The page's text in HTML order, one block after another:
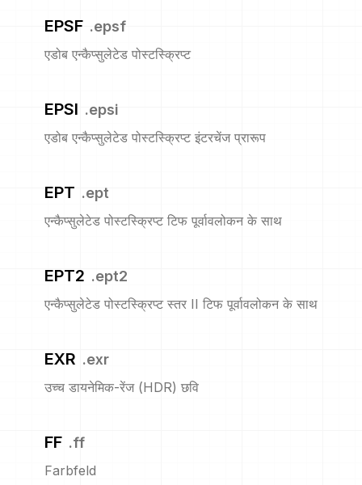
EPSF .epsf
एडोब एन्कैप्सुलेटेड पोस्टस्क्रिप्ट
EPSI .epsi
एडोब एन्कैप्सुलेटेड पोस्टस्क्रिप्ट इंटरचेंज प्रारूप
EPT .ept
एन्कैप्सुलेटेड पोस्टस्क्रिप्ट टिफ पूर्वावलोकन के साथ
EPT2 .ept2
एन्कैप्सुलेटेड पोस्टस्क्रिप्ट स्तर II टिफ पूर्वावलोकन के साथ
EXR .exr
उच्च डायनेमिक-रेंज (HDR) छवि
FF .ff
Farbfeld